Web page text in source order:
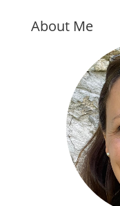
About Me